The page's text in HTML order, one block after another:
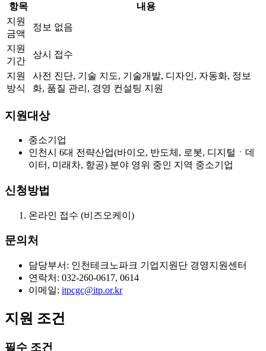
항목
내용
지원
금액
정보 없음
지원
기간
상시 접수
지원
방식
사전 진단, 기술 지도, 기술개발, 디자인, 자동화, 정보
화, 품질 관리, 경영 컨설팅 지원
지원대상
중소기업
인천시 6대 전략산업(바이오, 반도체, 로봇, 디지털ㆍ데
이터, 미래차, 항공) 분야 영위 중인 지역 중소기업
신청방법
온라인 접수 (비즈오케이)
문의처
담당부서: 인천테크노파크 기업지원단 경영지원센터
연락처: 032-260-0617, 0614
이메일: itpcgc@itp.or.kr
지원 조건
필수 조건